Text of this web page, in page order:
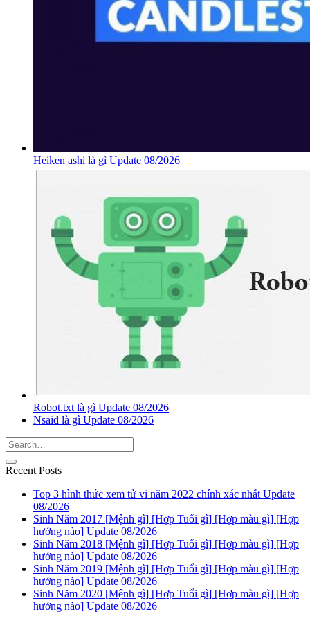
Heiken ashi là gì Update 08/2026
Robot.txt là gì Update 08/2026
Nsaid là gì Update 08/2026
Recent Posts
Top 3 hình thức xem tử vi năm 2022 chính xác nhất Update
08/2026
Sinh Năm 2017 [Mệnh gì] [Hợp Tuổi gì] [Hợp màu gì] [Hợp
hướng nào] Update 08/2026
Sinh Năm 2018 [Mệnh gì] [Hợp Tuổi gì] [Hợp màu gì] [Hợp
hướng nào] Update 08/2026
Sinh Năm 2019 [Mệnh gì] [Hợp Tuổi gì] [Hợp màu gì] [Hợp
hướng nào] Update 08/2026
Sinh Năm 2020 [Mệnh gì] [Hợp Tuổi gì] [Hợp màu gì] [Hợp
hướng nào] Update 08/2026